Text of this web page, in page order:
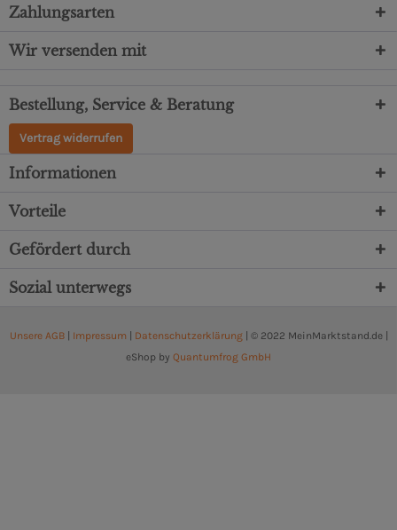
Zahlungsarten
Wir versenden mit
Bestellung, Service & Beratung
Vertrag widerrufen
Informationen
Vorteile
Gefördert durch
Sozial unterwegs
Unsere AGB| Impressum Datenschutzerklärung| © 2022 MeinMarktstand.de |
eShop by Quantumfrog GmbH